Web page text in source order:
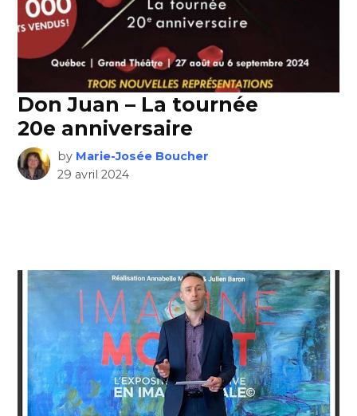
Don Juan – La tournée
20e anniversaire
by Marie-Josée Boucher
29 avril 2024